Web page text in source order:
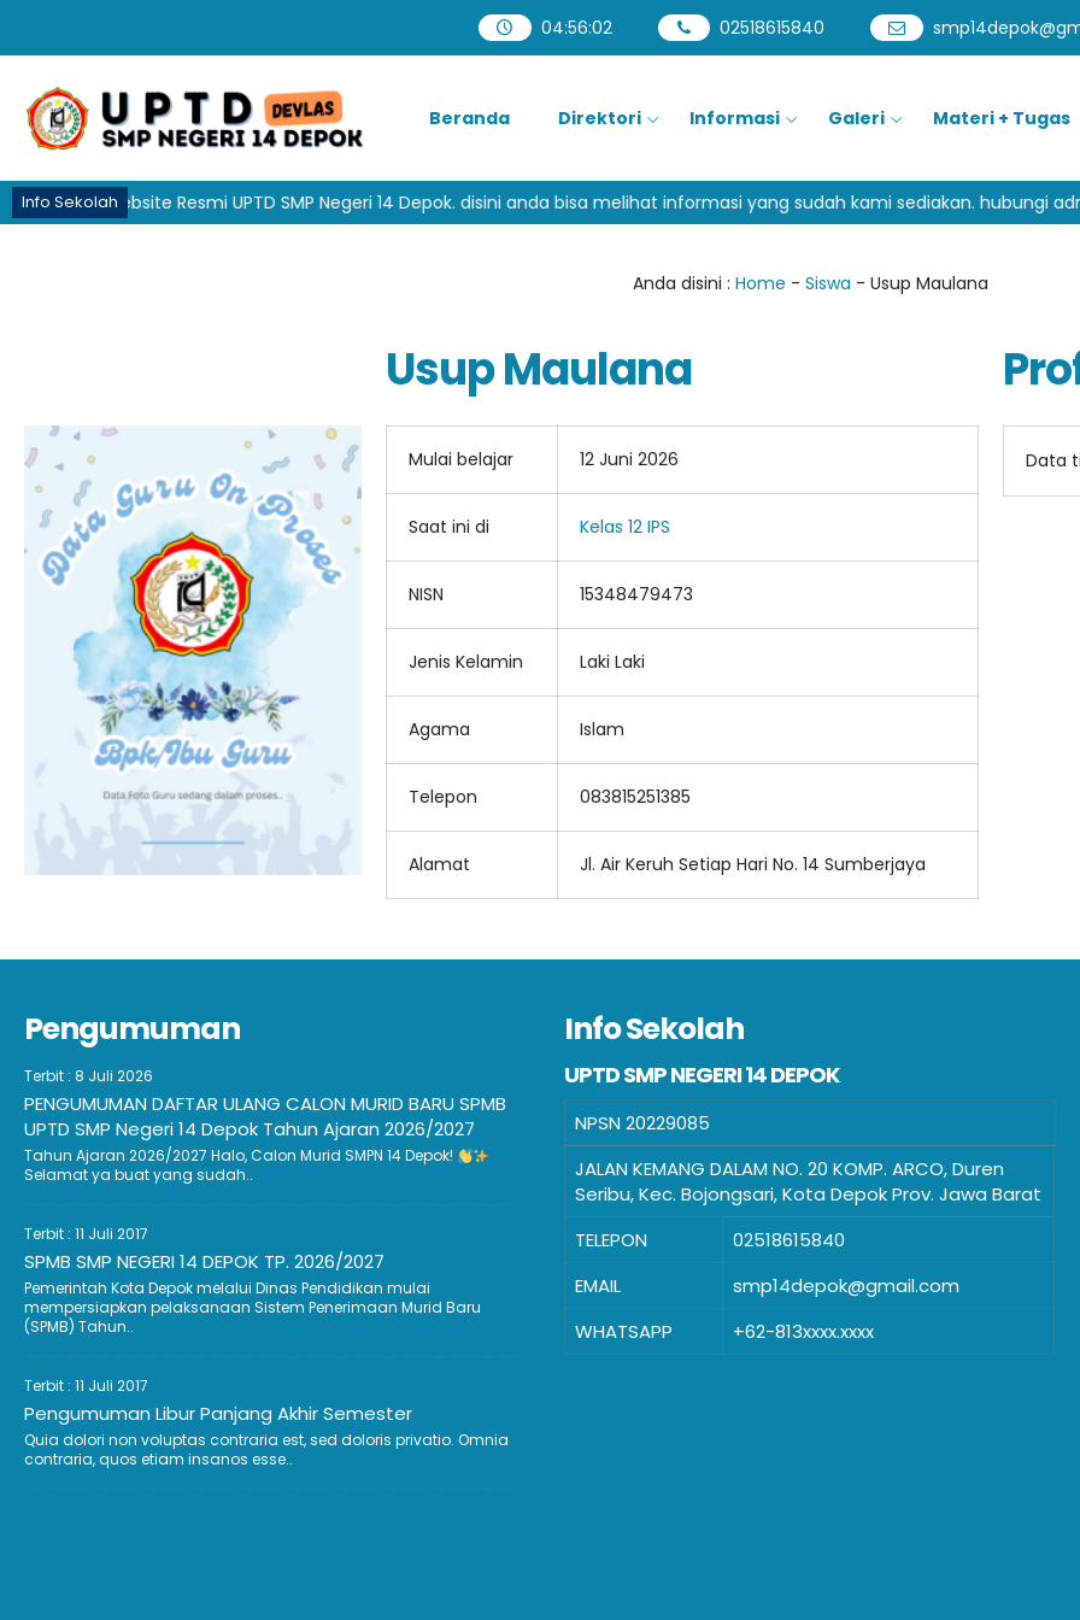
04:56:02 02518615840
Beranda Direktori Informasi Galeri Materi + Tugas
Info Sekolah
ke Website Resmi UPTD SMP Negeri 14 Depok. disini anda bisa melihat informasi yang sudah kami sediakan. hubungi
Anda disini : Home - Siswa - Usup Maulana
Usup Maulana
Mulai belajar 12 Juni 2026
Saat ini di Kelas 12 IPS
NISN 15348479473
Jenis Kelamin Laki Laki
Agama Islam
Telepon 083815251385
Alamat Jl. Air Keruh Setiap Hari No. 14 Sumberjaya
Data
Pengumuman
Terbit : 8 Juli 2026
PENGUMUMAN DAFTAR ULANG CALON MURID BARU SPMB
UPTD SMP Negeri 14 Depok Tahun Ajaran 2026/2027
Tahun Ajaran 2026/2027 Halo, Calon Murid SMPN 14 Depok!
Selamat ya buat yang sudah..
Terbit : 11 Juli 2017
SPMB SMP NEGERI 14 DEPOK TP. 2026/2027
Pemerintah Kota Depok melalui Dinas Pendidikan mulai
mempersiapkan pelaksanaan Sistem Penerimaan Murid Baru
(SPMB) Tahun..
Terbit : 11 Juli 2017
Pengumuman Libur Panjang Akhir Semester
Quia dolori non voluptas contraria est, sed doloris privatio. Omnia
contraria, quos etiam insanos esse..
Info Sekolah
UPTD SMP NEGERI 14 DEPOK
NPSN 20229085
JALAN KEMANG DALAM NO. 20 KOMP. ARCO, Duren
Seribu, Kec. Bojongsari, Kota Depok Prov. Jawa Barat
TELEPON
02518615840
EMAIL
smp14depok@gmail.com
WHATSAPP
+62-813xxxx.xxxx